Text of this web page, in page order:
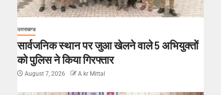
उत्तराखण्ड
सार्वजनिक स्थान पर जुआ खेलने वाले 5 अभियुक्तों
को पुलिस ने किया गिरफ्तार
August 7, 2026 A kr Mittal